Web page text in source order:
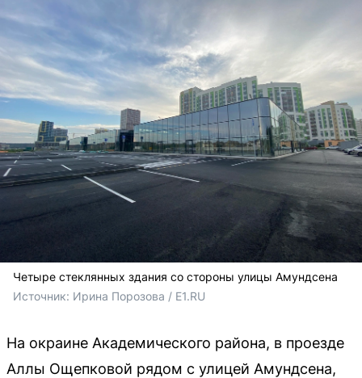
Четыре стеклянных здания со стороны улицы Амундсена
Источник: Ирина Порозова / E1.RU
На окраине Академического района, в проезде
Аллы Ощепковой рядом с улицей Амундсена,